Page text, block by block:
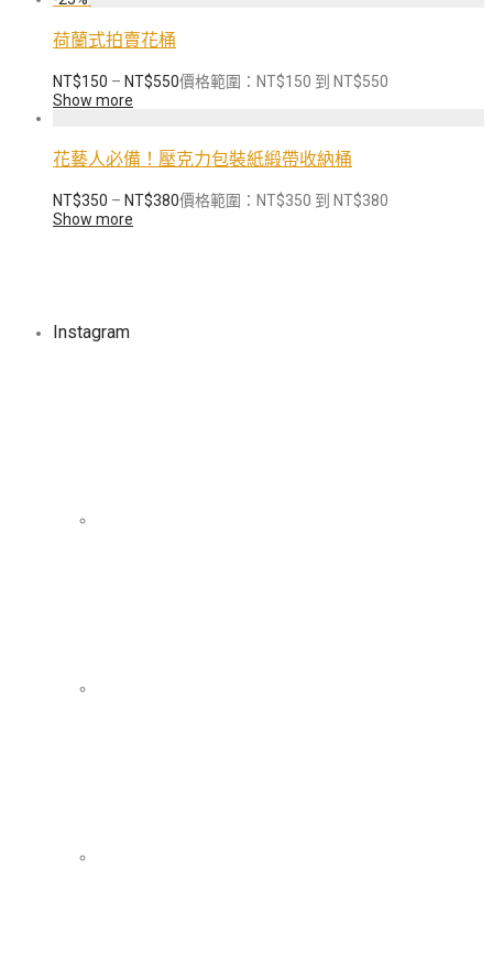
荷蘭式拍賣花桶
NT$150 – NT$550價格範圍：NT$150 到 NT$550
Show more
花藝人必備！壓克力包裝紙緞帶收納桶
NT$350 – NT$380價格範圍：NT$350 到 NT$380
Show more
Instagram